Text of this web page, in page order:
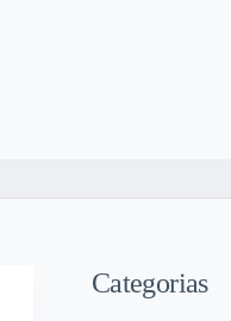
Categorias